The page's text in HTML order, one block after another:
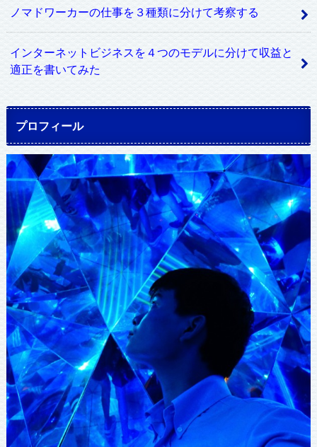
ノマドワーカーの仕事を３種類に分けて考察する
インターネットビジネスを４つのモデルに分けて収益と
適正を書いてみた
プロフィール